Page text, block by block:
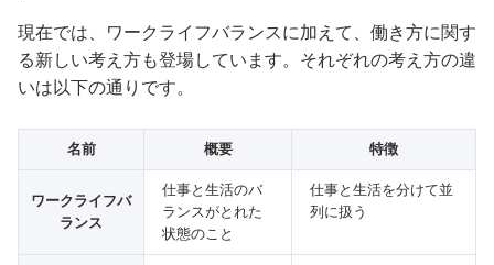
現在では、ワークライフバランスに加えて、働き方に関す
る新しい考え方も登場しています。それぞれの考え方の違
いは以下の通りです。
名前 概要 特徴
ワークライフバ
ランス
仕事と生活のバ
ランスがとれた
状態のこと
仕事と生活を分けて並
列に扱う